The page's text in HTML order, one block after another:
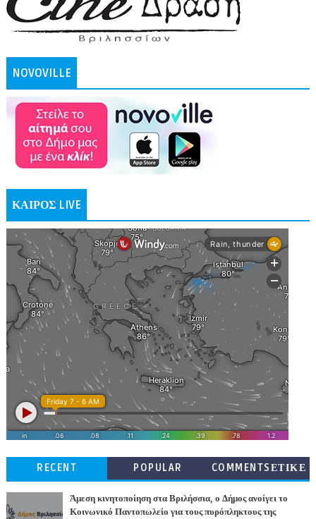
NOVOVILLE
ΚΑΙΡΟΣ LIVE
RECENT POPULAR
COMMENTSΕΤΙΚΕ
Άμεση κινητοποίηση στα Βριλήσσια, ο Δήμος ανοίγει το
Κοινωνικό Παντοπωλείο για τους πυρόπληκτους της